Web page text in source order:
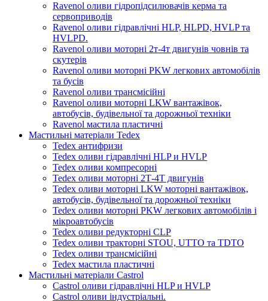
Ravenol оливи гідропідсилювачів керма та
сервоприводів
Ravenol оливи гідравлічні HLP, HLPD, HVLP та
HVLPD.
Ravenol оливи моторні 2т-4т двигунів човнів та
скутерів
Ravenol оливи моторні PKW легкових автомобілів
та бусів
Ravenol оливи трансмісійні
Ravenol оливи моторні LKW вантажівок,
автобусів, будівельної та дорожньої техніки
Ravenol мастила пластичні
Мастильні матеріали Tedex
Tedex антифризи
Tedex оливи гідравлічні HLP и HVLP
Tedex оливи компресорні
Tedex оливи моторні 2Т-4Т двигунів
Tedex оливи моторні LKW моторні вантажівок,
автобусів, будівельної та дорожньої техніки
Tedex оливи моторні PKW легкових автомобілів і
мікроавтобусів
Tedex оливи редукторні CLP
Tedex оливи тракторні STOU, UTTO та TDTO
Tedex оливи трансмісійні
Tedex мастила пластичні
Мастильні матеріали Castrol
Castrol оливи гідравлічні HLP и HVLP
Castrol оливи індустріальні.